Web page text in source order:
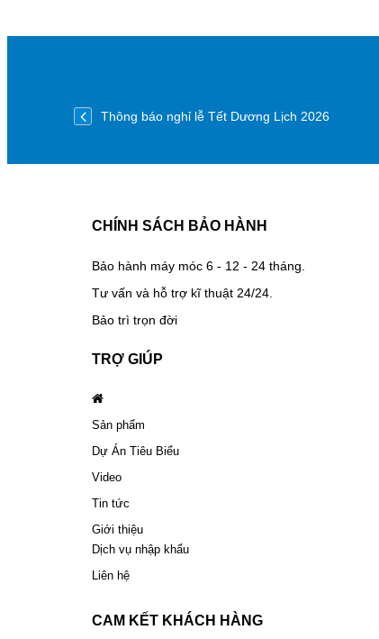
Thông báo nghỉ lễ Tết Dương Lịch 2026
CHÍNH SÁCH BẢO HÀNH
Bảo hành máy móc 6 - 12 - 24 tháng.
Tư vấn và hỗ trợ kĩ thuật 24/24.
Bảo trì trọn đời
TRỢ GIÚP
Sản phẩm
Dự Án Tiêu Biểu
Video
Tin tức
Giới thiệu
Dịch vụ nhập khẩu
Liên hệ
CAM KẾT KHÁCH HÀNG